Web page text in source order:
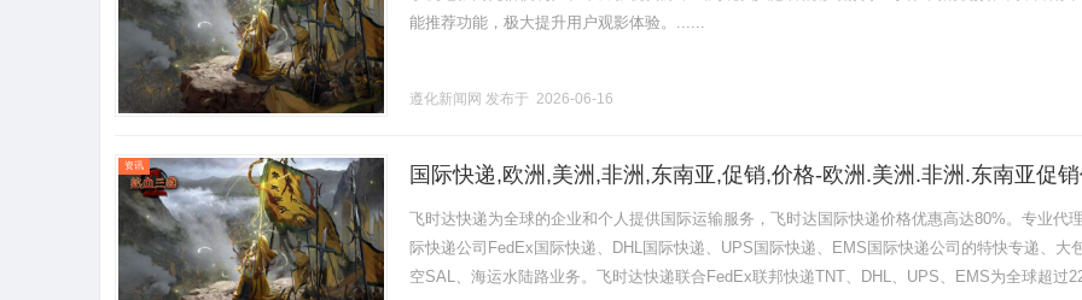
能推荐功能，极大提升用户观影体验。......
遵化新闻网 发布于 2026-06-16
资讯
国际快递,欧洲,美洲,非洲,东南亚,促销,价格-欧洲.美洲.非洲.东南亚促
格
飞时达快递为全球的企业和个人提供国际运输服务，飞时达国际快递价格优惠高达80%。专业代
际快递公司FedEx国际快递、DHL国际快递、UPS国际快递、EMS国际快递公司的特快专递、大
空SAL、海运水陆路业务。飞时达快递联合FedEx联邦快递TNT、DHL、UPS、EMS为全球超过